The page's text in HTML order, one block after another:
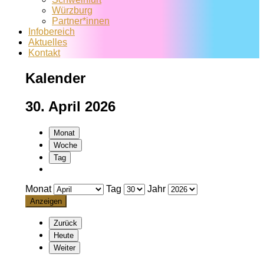
Würzburg
Partner*innen
Infobereich
Aktuelles
Kontakt
Kalender
30. April 2026
Monat
Woche
Tag
Monat Tag Jahr
Zurück
Heute
Weiter